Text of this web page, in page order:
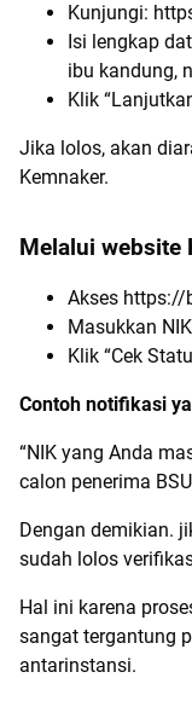
Kunjungi:
Isi lengkap
ibu kandung,
Klik
Jika lolos, akan
Kemnaker.
Melalui website
Akses https://
Masukkan
Klik “Cek
Contoh notifikasi
“NIK yang Anda
calon penerima
Dengan demikian.
sudah lolos
Hal ini karena
sangat tergantung
antarinstansi.